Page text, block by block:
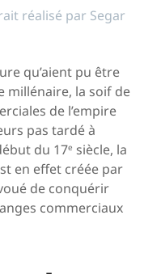
réalisé par Segar
qu’aient pu être
millénaire, la soif de
de l’empire
pas tardé à
du 17e siècle, la
en effet créée par
de conquérir
commerciaux